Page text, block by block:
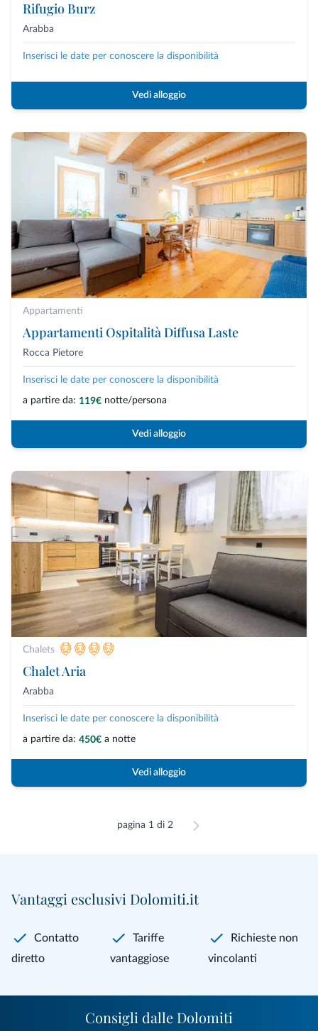
Rifugio Burz
Arabba
Inserisci le date per conoscere la disponibilità
Vedi alloggio
Appartamenti
Appartamenti Ospitalità Diffusa Laste
Rocca Pietore
Inserisci le date per conoscere la disponibilità
a partire da: 119€ notte/persona
Vedi alloggio
Chalets
Chalet Aria
Arabba
Inserisci le date per conoscere la disponibilità
a partire da: 450€ a notte
Vedi alloggio
pagina 1 di 2
Vantaggi esclusivi Dolomiti.it
Contatto
diretto
Tariffe
vantaggiose
Richieste non
vincolanti
Consigli dalle Dolomiti